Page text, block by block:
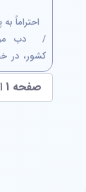
کشور، در
سوابق
بررسی
شهرها" حداکثر تا تاریخ
صفحه 1 از ۲